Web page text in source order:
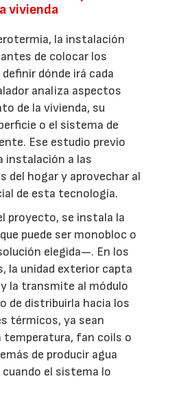
vivienda
la instalación
de colocar los
dónde irá cada
analiza aspectos
de la vivienda, su
o el sistema de
Ese estudio previo
instalación a las
del hogar y aprovechar al
de esta tecnología.
proyecto, se instala la
puede ser monobloc o
elegida—. En los
la unidad exterior capta
la transmite al módulo
de distribuirla hacia los
térmicos, ya sean
temperatura, fan coils o
de producir agua
el sistema lo